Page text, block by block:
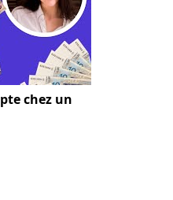
chez un